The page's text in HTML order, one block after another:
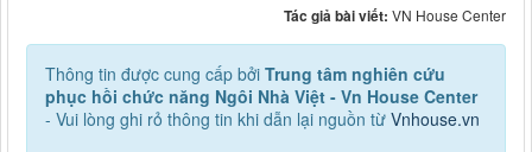
Tác giả bài viết: VN House Center
Thông tin được cung cấp bởi Trung tâm nghiên cứu
phục hồi chức năng Ngôi Nhà Việt - Vn House Center
- Vui lòng ghi rỏ thông tin khi dẫn lại nguồn từ Vnhouse.vn